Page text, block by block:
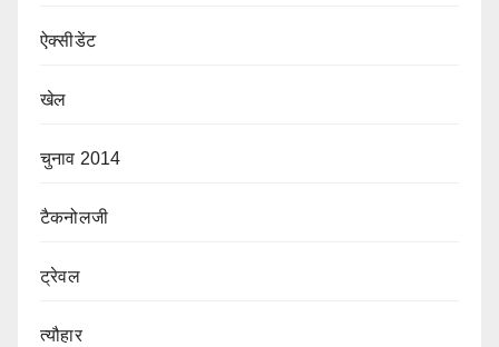
ऐक्सीडेंट
खेल
चुनाव 2014
टैकनोलजी
ट्रेवल
त्यौहार